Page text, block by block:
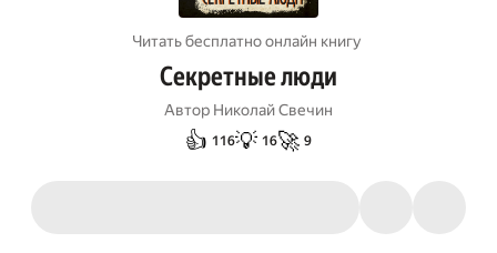
Читать бесплатно онлайн книгу
Секретные люди
Автор Николай Свечин
👍 116💡 16🚀 9